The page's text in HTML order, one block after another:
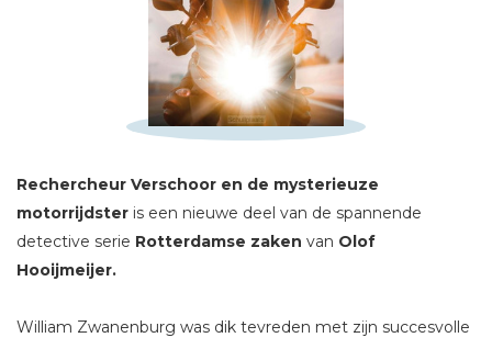
Rechercheur Verschoor en de mysterieuze
motorrijdster is een nieuwe deel van de spannende
detective serie Rotterdamse zaken van Olof
Hooijmeijer.
William Zwanenburg was dik tevreden met zijn succesvolle
Schrijf hieronder je review!
E-mail *
Titel *